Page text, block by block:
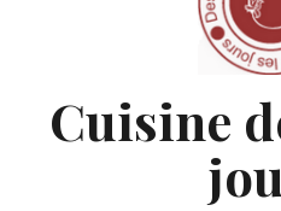
Cuisine